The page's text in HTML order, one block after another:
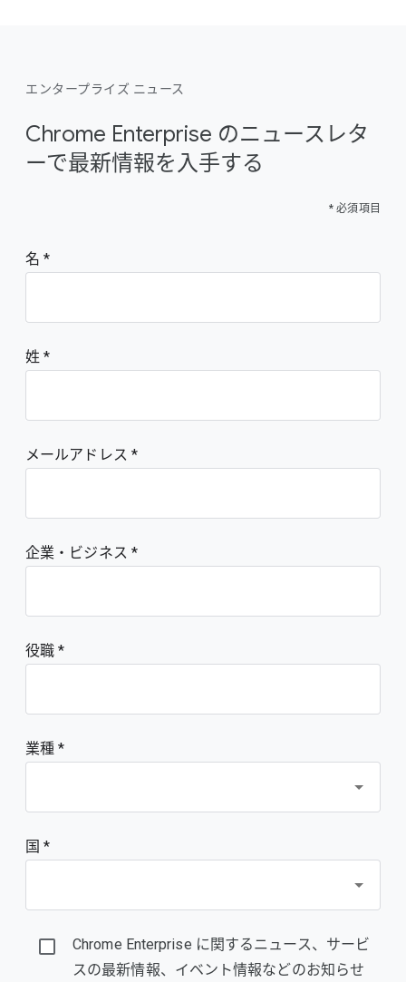
エンタープライズ ニュース
Chrome Enterprise のニュースレタ
ーで最新情報を入手する
* 必須項目
名
姓
メールアドレス
企業・ビジネス
役職
業種 *
国 *
Chrome Enterprise に関するニュース、サービ
スの最新情報、イベント情報などのお知らせ